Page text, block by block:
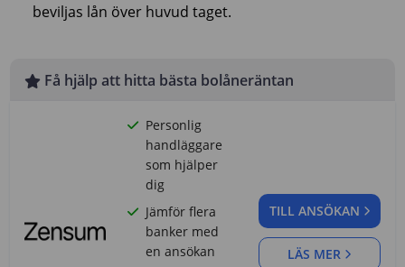
beviljas lån över huvud taget.
Få hjälp att hitta bästa bolåneräntan
Personlig
handläggare
som hjälper
dig
Jämför flera
banker med
en ansökan
TILL ANSÖKAN
LÄS MER